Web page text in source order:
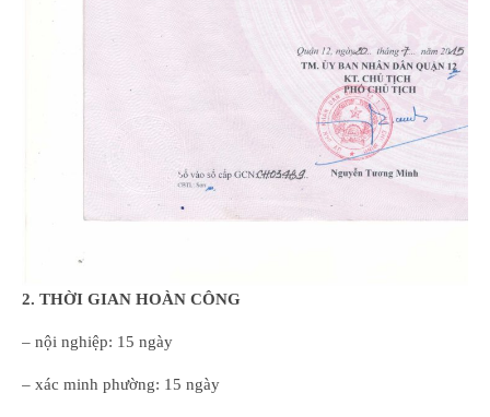
2. THỜI GIAN HOÀN CÔNG
– nội nghiệp: 15 ngày
– xác minh phường: 15 ngày